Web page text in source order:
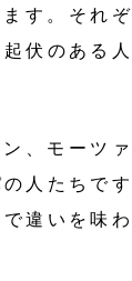
す。それぞ
伏のある人
、モーツァ
人たちです
違いを味わ